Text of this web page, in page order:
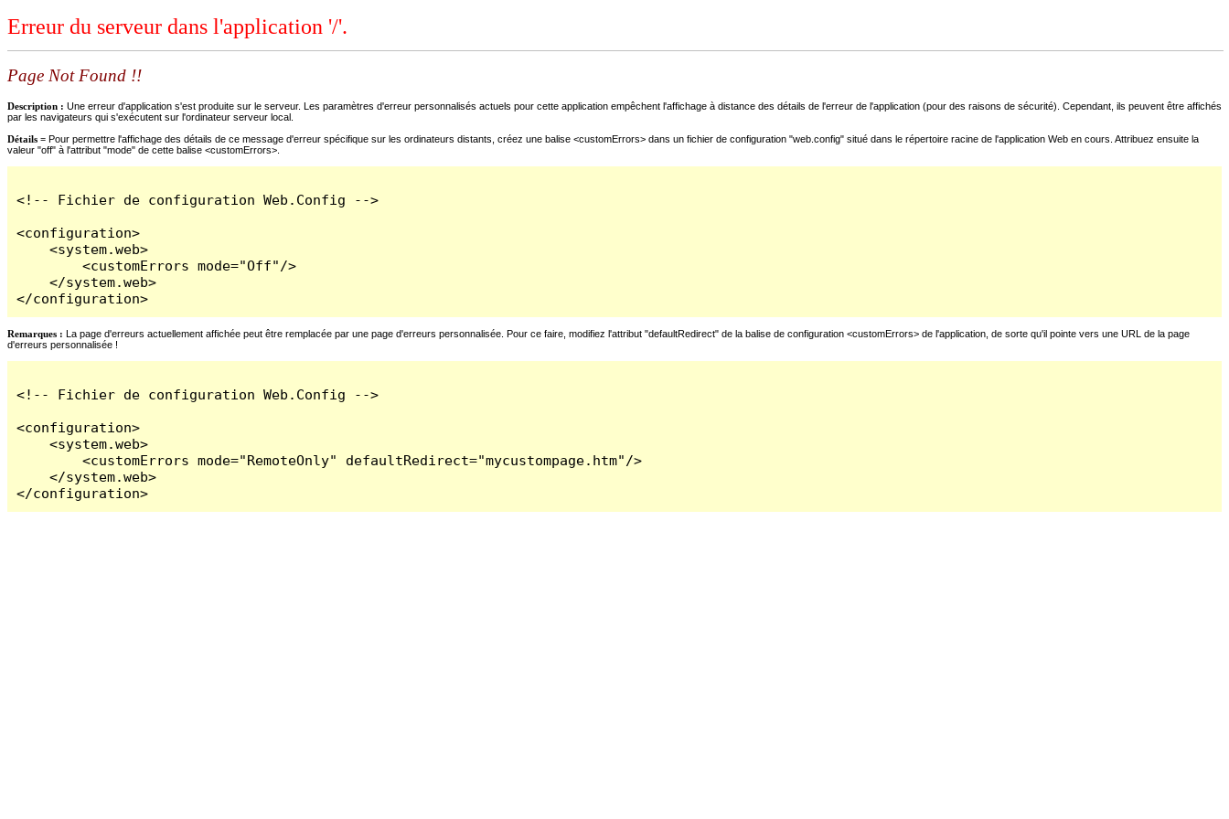
Erreur du serveur dans l'application '/'.
Page Not Found !!
Description : Une erreur d'application s'est produite sur le serveur. Les paramètres d'erreur personnalisés actuels pour cette application empêchent l'affichage à distance des détails de l'erreur de l'application (pour des raisons de sécurité). Cependant, ils peuvent être affichés
par les navigateurs qui s'exécutent sur l'ordinateur serveur local.
Détails = Pour permettre l'affichage des détails de ce message d'erreur spécifique sur les ordinateurs distants, créez une balise <customErrors> dans un fichier de configuration "web.config" situé dans le répertoire racine de l'application Web en cours. Attribuez ensuite la
valeur "off" à l'attribut "mode" de cette balise <customErrors>.
<!-- Fichier de configuration Web.Config -->
<configuration>
    <system.web>
        <customErrors mode="Off"/>
    </system.web>
</configuration>
Remarques : La page d'erreurs actuellement affichée peut être remplacée par une page d'erreurs personnalisée. Pour ce faire, modifiez l'attribut "defaultRedirect" de la balise de configuration <customErrors> de l'application, de sorte qu'il pointe vers une URL de la page
d'erreurs personnalisée !
<!-- Fichier de configuration Web.Config -->
<configuration>
    <system.web>
        <customErrors mode="RemoteOnly" defaultRedirect="mycustompage.htm"/>
    </system.web>
</configuration>